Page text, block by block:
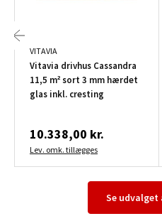
VITAVIA
Vitavia drivhus Cassandra
11,5 m² sort 3 mm hærdet
glas inkl. cresting
10.338,00 kr.
Lev. omk. tillægges
Se